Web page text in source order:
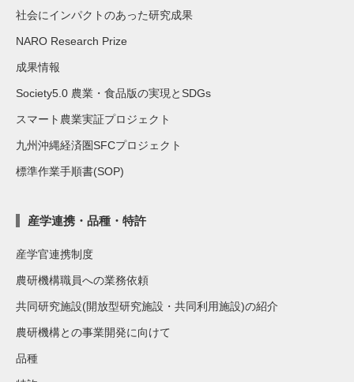
社会にインパクトのあった研究成果
NARO Research Prize
成果情報
Society5.0 農業・食品版の実現とSDGs
スマート農業実証プロジェクト
九州沖縄経済圏SFCプロジェクト
標準作業手順書(SOP)
産学連携・品種・特許
産学官連携制度
農研機構職員への業務依頼
共同研究施設(開放型研究施設・共同利用施設)の紹介
農研機構との事業開発に向けて
品種